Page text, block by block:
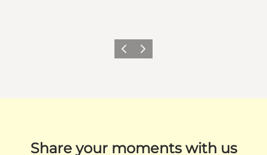
ZurückWeiter
Share your moments with us